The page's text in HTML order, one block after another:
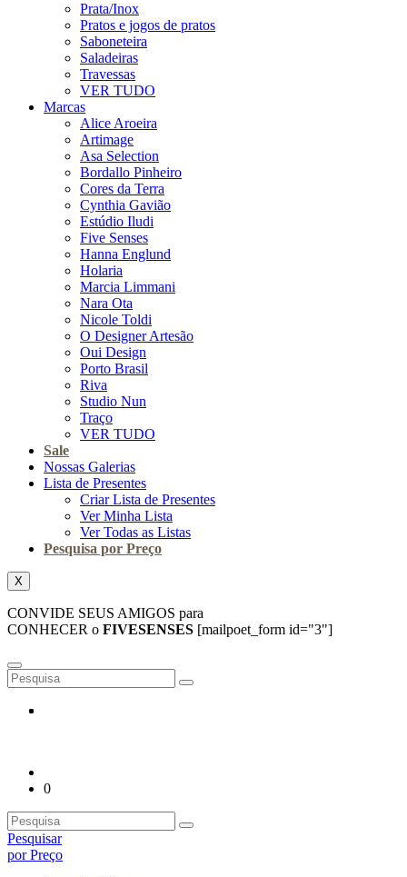
Prata/Inox
Pratos e jogos de pratos
Saboneteira
Saladeiras
Travessas
VER TUDO
Marcas
Alice Aroeira
Artimage
Asa Selection
Bordallo Pinheiro
Cores da Terra
Cynthia Gavião
Estúdio Iludi
Five Senses
Hanna Englund
Holaria
Marcia Limmani
Nara Ota
Nicole Toldi
O Designer Artesão
Oui Design
Porto Brasil
Riva
Studio Nun
Traço
VER TUDO
Sale
Nossas Galerias
Lista de Presentes
Criar Lista de Presentes
Ver Minha Lista
Ver Todas as Listas
Pesquisa por Preço
X
CONVIDE SEUS AMIGOS para
CONHECER o FIVESENSES [mailpoet_form id="3"]
0
Pesquisar
por Preço